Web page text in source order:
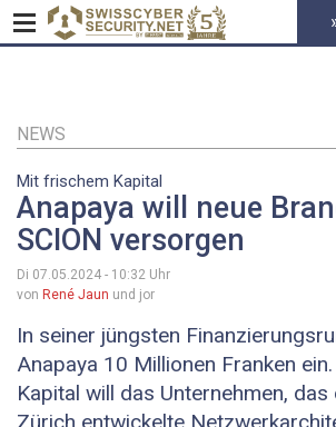
Inhalt
MENU
NEWS
Mit frischem Kapital
Anapaya will neue
SCION versorgen
Di 07.05.2024 - 10:32 Uhr
von René Jaun und jor
In seiner jüngsten
Anapaya 10 Millionen Franken
Kapital will das Unternehmen, das